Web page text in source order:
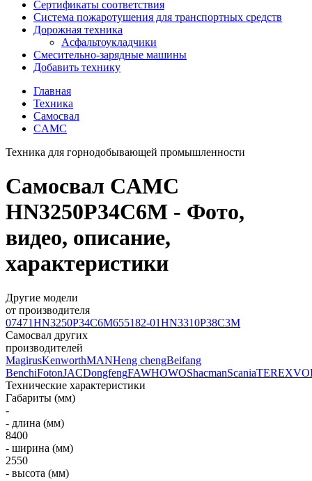
Сертификаты соответствия
Система пожаротушения для транспортных средств
Дорожная техника
Асфальтоукладчики
Смесительно-зарядные машины
Добавить технику
Главная
Техника
Самосвал
CAMC
Техника для горнодобывающей промышленности
Самосвал CAMC
HN3250P34C6M - Фото,
видео, описание,
характеристики
Другие модели
от производителя
07471HN3250P34C6M655182-01HN3310P38C3M
Самосвал других
производителей
MagirusKenworthMANHeng chengBeifang
BenchiFotonJACDongfengFAWHOWOShacmanScaniaTEREX
Технические характеристики
Габариты (мм)
-
- длина (мм)
8400
- ширина (мм)
2550
- высота (мм)